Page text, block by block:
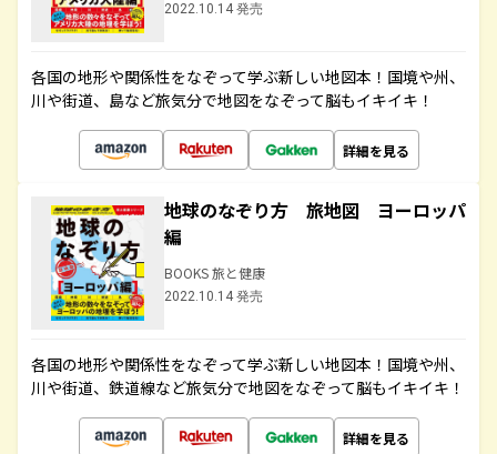
2022.10.14 発売
各国の地形や関係性をなぞって学ぶ新しい地図本！国境や州、
川や街道、島など旅気分で地図をなぞって脳もイキイキ！
詳細を見る
地球のなぞり方 旅地図 ヨーロッパ
編
BOOKS 旅と健康
2022.10.14 発売
各国の地形や関係性をなぞって学ぶ新しい地図本！国境や州、
川や街道、鉄道線など旅気分で地図をなぞって脳もイキイキ！
詳細を見る